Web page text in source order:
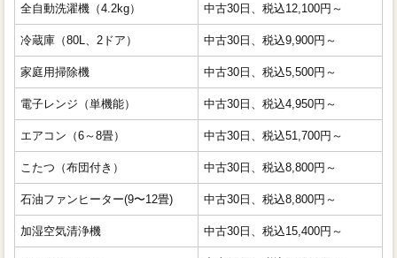
全自動洗濯機（4.2kg） 中古30日、税込12,100円～
冷蔵庫（80L、2ドア） 中古30日、税込9,900円～
家庭用掃除機 中古30日、税込5,500円～
電子レンジ（単機能） 中古30日、税込4,950円～
エアコン（6～8畳） 中古30日、税込51,700円～
こたつ（布団付き） 中古30日、税込8,800円～
石油ファンヒーター(9〜12畳) 中古30日、税込8,800円～
加湿空気清浄機 中古30日、税込15,400円～